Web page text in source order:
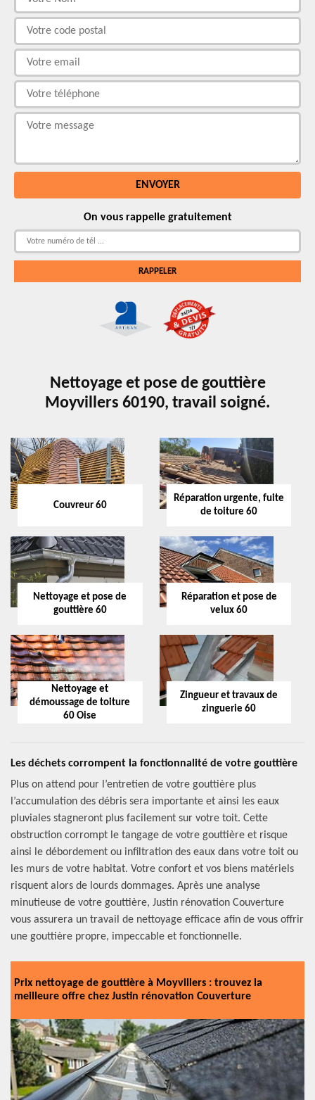
On vous rappelle gratuitement
Nettoyage et pose de gouttière
Moyvillers 60190, travail soigné.
Couvreur 60
Réparation urgente, fuite
de toiture 60
Nettoyage et pose de
gouttière 60
Réparation et pose de
velux 60
Nettoyage et
démoussage de toiture
60 Oise
Zingueur et travaux de
zinguerie 60
Les déchets corrompent la fonctionnalité de votre gouttière
Plus on attend pour l’entretien de votre gouttière plus
l’accumulation des débris sera importante et ainsi les eaux
pluviales stagneront plus facilement sur votre toit. Cette
obstruction corrompt le tangage de votre gouttière et risque
ainsi le débordement ou infiltration des eaux dans votre toit ou
les murs de votre habitat. Votre confort et vos biens matériels
risquent alors de lourds dommages. Après une analyse
minutieuse de votre gouttière, Justin rénovation Couverture
vous assurera un travail de nettoyage efficace afin de vous offrir
une gouttière propre, impeccable et fonctionnelle.
Prix nettoyage de gouttière à Moyvillers : trouvez la
meilleure offre chez Justin rénovation Couverture